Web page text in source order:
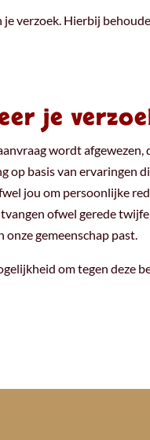
verzoek. Hierbij
je
wordt afgewezen,
op basis van ervaringen
jou om persoonlijke
ofwel gerede
onze gemeenschap past.
om tegen deze